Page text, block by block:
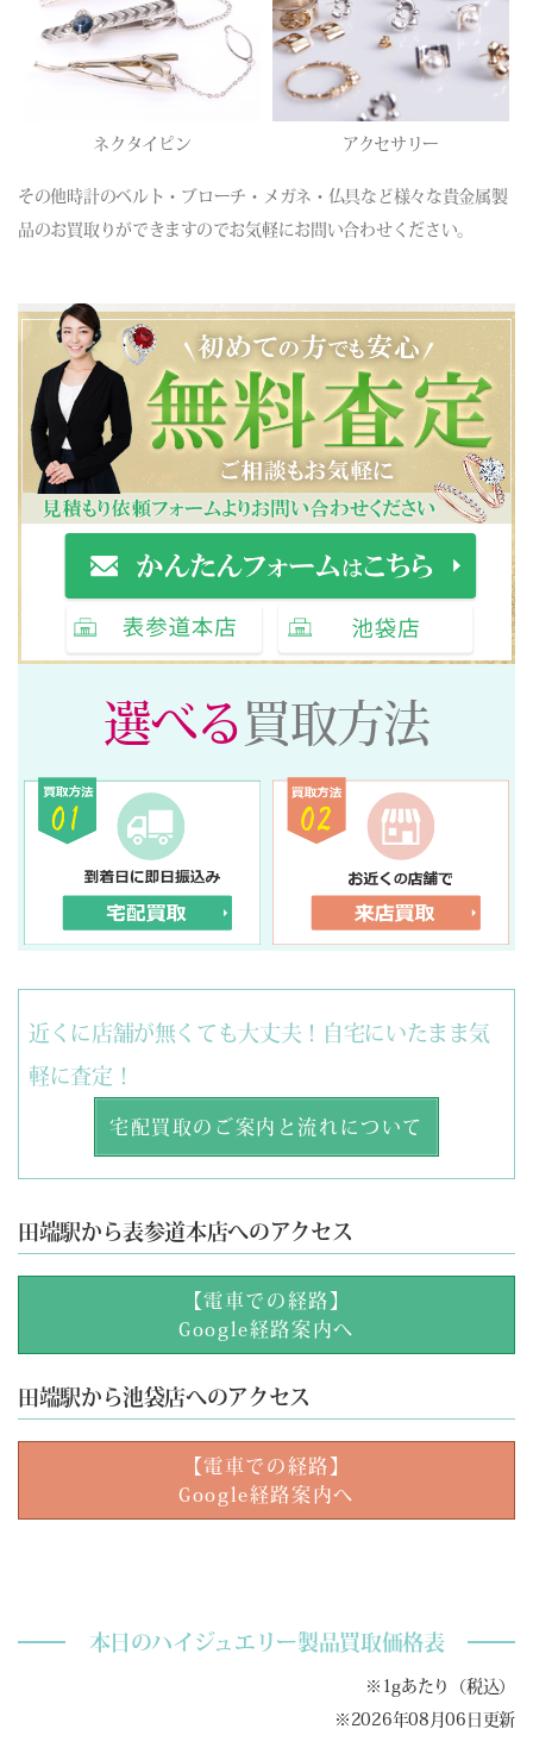
ネクタイピン アクセサリー
その他時計のベルト・ブローチ・メガネ・仏具など様々な貴金属製
品のお買取りができますのでお気軽にお問い合わせください。
選べる買取方法
近くに店舗が無くても大丈夫！自宅にいたまま気
軽に査定！
宅配買取のご案内と流れについて
田端駅から表参道本店へのアクセス
【電車での経路】
Google経路案内へ
田端駅から池袋店へのアクセス
【電車での経路】
Google経路案内へ
本日のハイジュエリー製品買取価格表
※1gあたり（税込）
※2026年08月06日更新